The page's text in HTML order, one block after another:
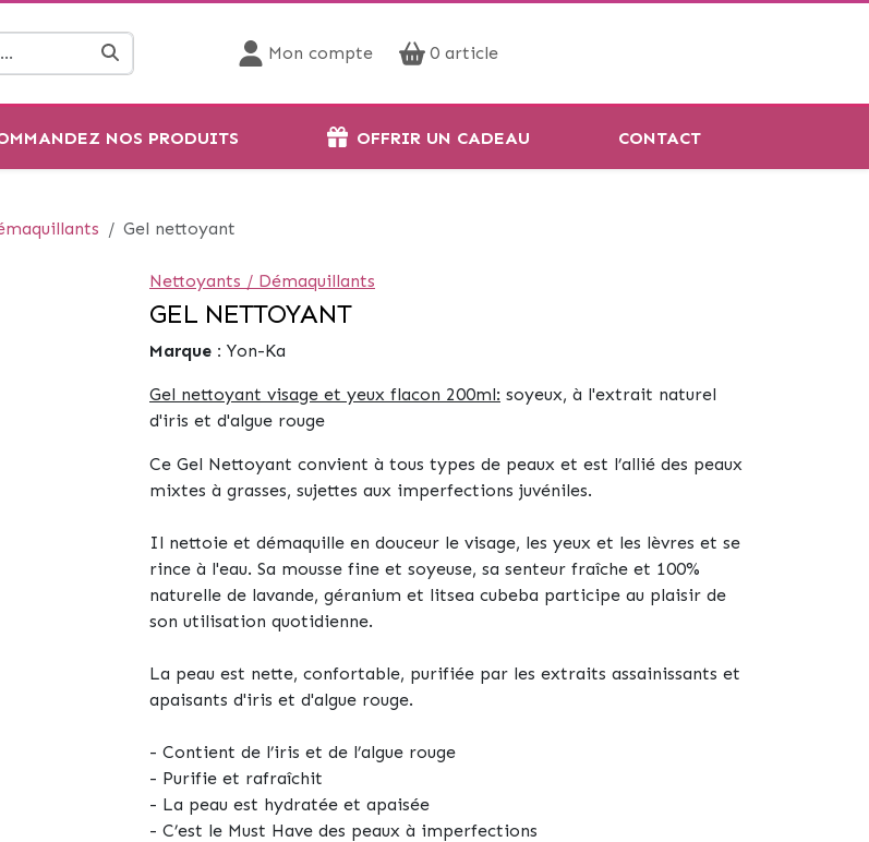
Mon compte 0 article
NOS PRODUITS OFFRIR UN CADEAU CONTACT
Gel nettoyant
Nettoyants / Démaquillants
GEL NETTOYANT
Marque : Yon-Ka
Gel nettoyant visage et yeux flacon 200ml: soyeux, à l'extrait naturel
d'iris et d'algue rouge
Ce Gel Nettoyant convient à tous types de peaux et est l’allié des peaux
mixtes à grasses, sujettes aux imperfections juvéniles.
Il nettoie et démaquille en douceur le visage, les yeux et les lèvres et se
rince à l'eau. Sa mousse fine et soyeuse, sa senteur fraîche et 100%
naturelle de lavande, géranium et litsea cubeba participe au plaisir de
son utilisation quotidienne.
La peau est nette, confortable, purifiée par les extraits assainissants et
apaisants d'iris et d'algue rouge.
- Contient de l’iris et de l’algue rouge
- Purifie et rafraîchit
- La peau est hydratée et apaisée
- C’est le Must Have des peaux à imperfections